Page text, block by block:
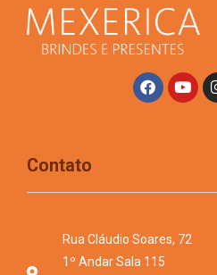
Contato
Rua Cláudio Soares, 72
1º Andar Sala 115